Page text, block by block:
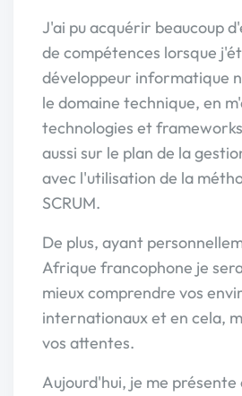
J'ai pu acquérir beaucoup
de compétences lorsque
développeur informatique
le domaine technique, en
technologies et
aussi sur le plan de la
avec l'utilisation de la
SCRUM.
De plus, ayant
Afrique francophone je
mieux comprendre vos
internationaux et en cela,
vos attentes.
Aujourd'hui, je me